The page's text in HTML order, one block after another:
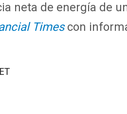
neta de energía de
Times con